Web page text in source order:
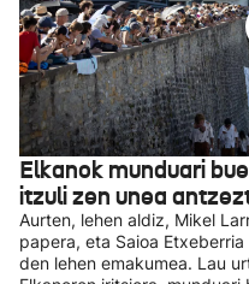
Elkanok munduari
itzuli zen unea
Aurten, lehen aldiz, Mikel
papera, eta Saioa
den lehen emakumea. Lau